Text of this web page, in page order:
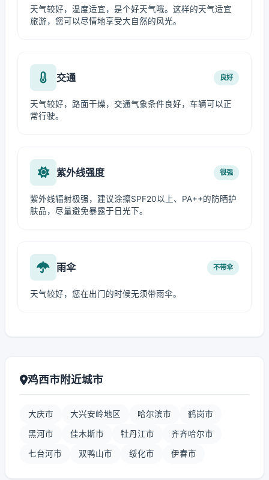
天气较好，温度适宜，是个好天气哦。这样的天气适宜
旅游，您可以尽情地享受大自然的风光。
交通 良好
天气较好，路面干燥，交通气象条件良好，车辆可以正
常行驶。
紫外线强度 很强
紫外线辐射极强，建议涂擦SPF20以上、PA++的防晒护
肤品，尽量避免暴露于日光下。
雨伞 不带伞
天气较好，您在出门的时候无须带雨伞。
鸡西市附近城市
大庆市 大兴安岭地区 哈尔滨市 鹤岗市
黑河市 佳木斯市 牡丹江市 齐齐哈尔市
七台河市 双鸭山市 绥化市 伊春市